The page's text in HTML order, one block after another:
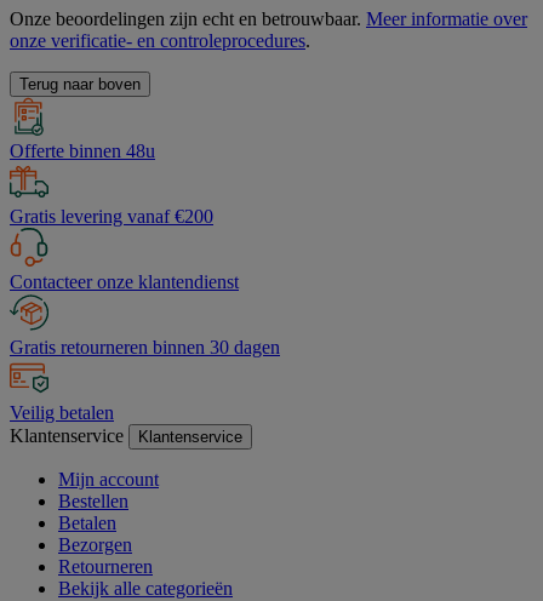
Onze beoordelingen zijn echt en betrouwbaar. Meer informatie over
onze verificatie- en controleprocedures.
Terug naar boven
Offerte binnen 48u
Gratis levering vanaf €200
Contacteer onze klantendienst
Gratis retourneren binnen 30 dagen
Veilig betalen
Klantenservice
Klantenservice
Mijn account
Bestellen
Betalen
Bezorgen
Retourneren
Bekijk alle categorieën